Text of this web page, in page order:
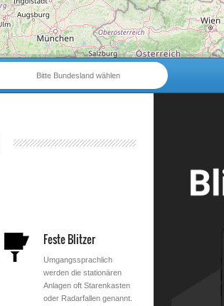
Bitte Bundesland wählen
Feste Blitzer
Umgangssprachlich
werden die stationären
Anlagen oft Starenkasten
oder Radarfallen genannt.